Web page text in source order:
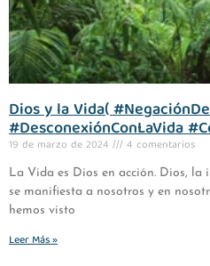
Dios y la Vida(
#DesconexiónConLaVida
19 de marzo de 2024 4 comentarios
La Vida es Dios en acción. Dios, la
se manifiesta a nosotros y en
hemos visto
Leer Más »